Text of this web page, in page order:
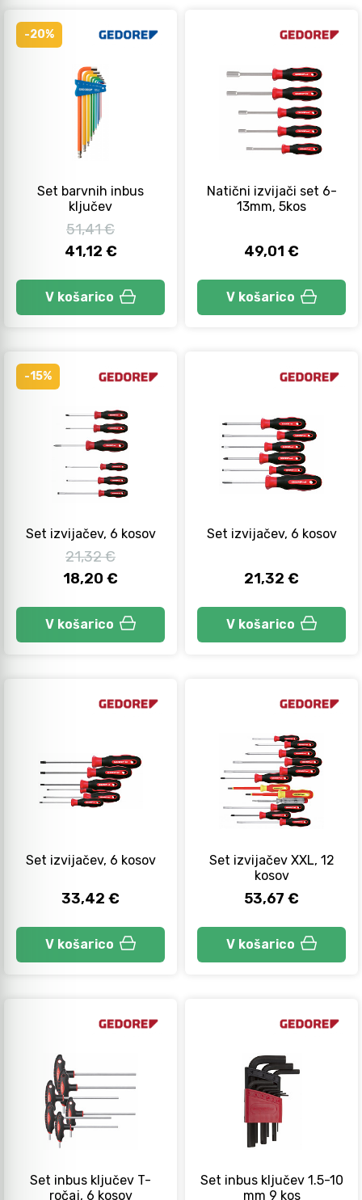
-20%
Set barvnih inbus
ključev
51,41 €
41,12 €
V košarico
Natični izvijači set 6-
13mm, 5kos
49,01 €
V košarico
-15%
Set izvijačev, 6 kosov
21,32 €
18,20 €
V košarico
Set izvijačev, 6 kosov
21,32 €
V košarico
Set izvijačev, 6 kosov
33,42 €
V košarico
Set izvijačev XXL, 12
kosov
53,67 €
V košarico
Set inbus ključev T-
ročaj, 6 kosov
Set inbus ključev 1.5-10
mm 9 kos